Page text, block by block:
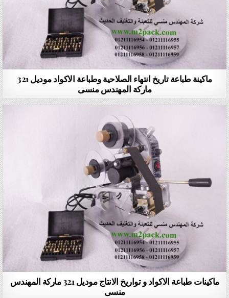
ماكينة طباعة تاريخ انتهاء الصلاحية وطباعة الاكواد موديل 321
ماركة المهندس منسى
ماكينات طباعة الاكواد و تواريخ الانتاج موديل 321 ماركة المهندس
منسى